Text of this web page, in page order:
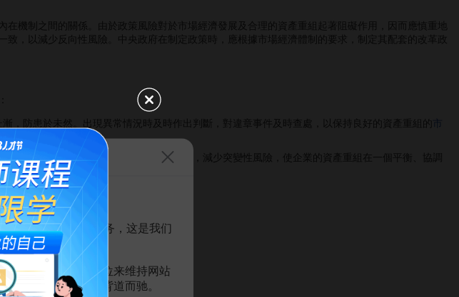
制之間的關係。由於政策風險對於市場經濟發展及合理的資產重組起著阻礙作用，因而應慎重地
致，以減少反向性風險。中央政府在制定政策時，應根據市場經濟體制的要求，制定其配套的改革政
漸，防患於未然。出現異常情況時及時作出判斷，對違章事件及時查處，以保持良好的資產重組的
市場供求結構和行業平衡，完善 資本市場
，減少突變性風險，使企業的資產重組在一個平衡、協調
或投訴舉報 。
的一封信
为大家提供知识服务，这是我们
依靠不断增加广告位来维持网站
这也与我们的初衷背道而驰。